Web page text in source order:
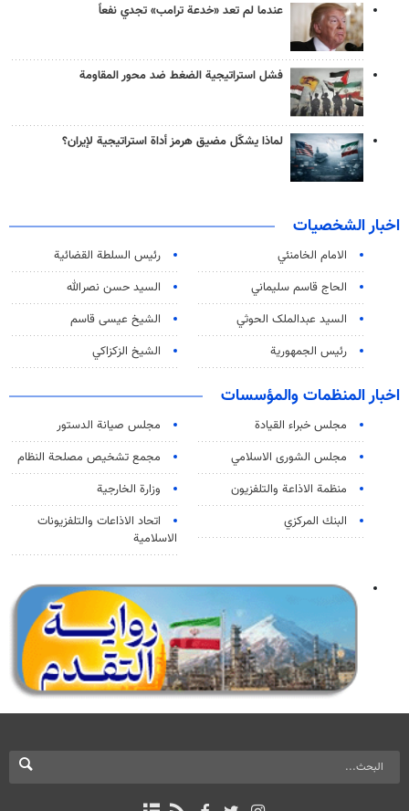
عندما لم تعد «خدعة ترامب» تجدي نفعاً
فشل استراتيجية الضغط ضد محور المقاومة
لماذا يشكّل مضيق هرمز أداة استراتيجية لإيران؟
اخبار الشخصيات
الامام الخامنئي
رئیس السلطة القضائیة
الحاج قاسم سليماني
السيد حسن نصرالله
السید عبدالملک الحوثي
الشيخ عيسى قاسم
رئيس الجمهورية
الشيخ الزكزاكي
اخبار المنظمات والمؤسسات
مجلس خبراء القيادة
مجلس صيانة الدستور
مجلس الشورى الاسلامي
مجمع تشخيص مصلحة النظام
منظمة الاذاعة والتلفزیون
وزارة الخارجية
البنك المركزي
اتحاد الاذاعات والتلفزيونات
الاسلامية